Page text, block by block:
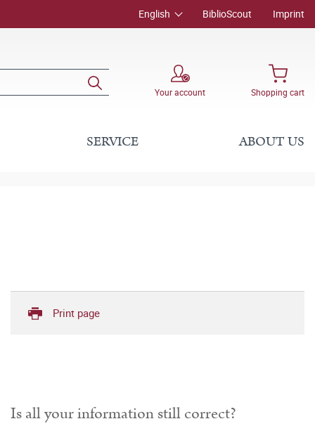
English BiblioScout Imprint
Your account Shopping cart
SERVICE ABOUT US
Print page
Is all your information still correct?